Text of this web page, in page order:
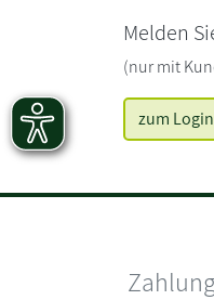
Melden
(nur mit
zum Login